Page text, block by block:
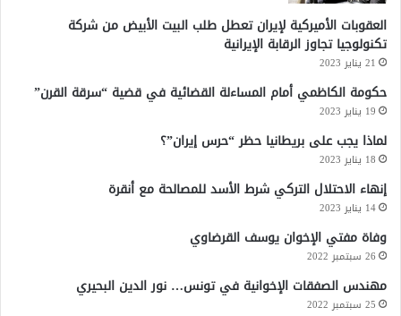
العقوبات الأميركية لإيران تعطل طلب البيت الأبيض من شركة
تكنولوجيا تجاوز الرقابة الإيرانية
21 يناير 2023
حكومة الكاظمي أمام المساءلة القضائية في قضية “سرقة القرن”
19 يناير 2023
لماذا يجب على بريطانيا حظر “حرس إيران”؟
18 يناير 2023
إنهاء الاحتلال التركي شرط الأسد للمصالحة مع أنقرة
14 يناير 2023
وفاة مفتي الإخوان يوسف القرضاوي
26 سبتمبر 2022
مهندس الصفقات الإخوانية في تونس… نور الدين البحيري
25 سبتمبر 2022